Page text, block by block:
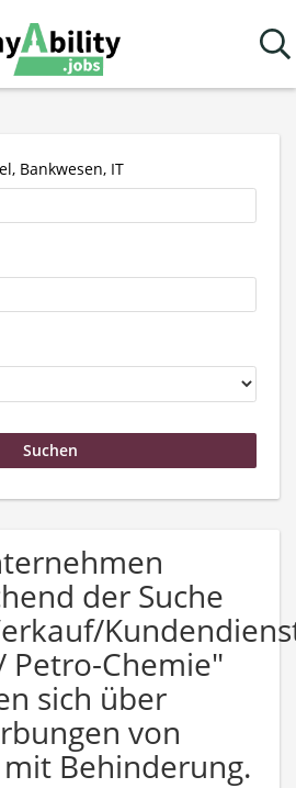
Bankwesen, IT
der Suche
Petro-Chemie"
sich über
von
Behinderung.